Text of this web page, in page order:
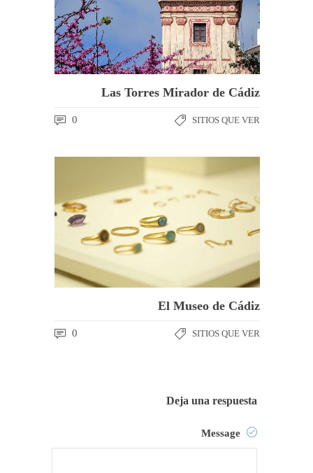
Las Torres Mirador de Cádiz
SITIOS QUE VER
0
El Museo de Cádiz
SITIOS QUE VER
0
Deja una respuesta
Message